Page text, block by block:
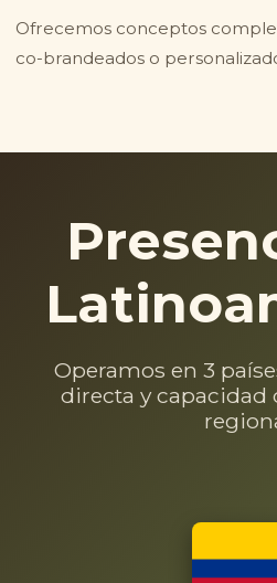
Ofrecemos conceptos
co-brandeados o
Operamos en 3
directa y